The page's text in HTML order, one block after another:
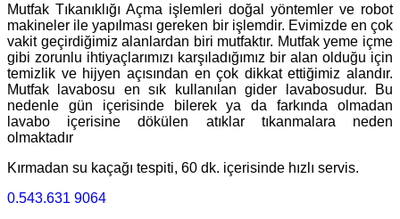
Mutfak Tıkanıklığı Açma işlemleri doğal yöntemler ve robot
makineler ile yapılması gereken bir işlemdir. Evimizde en çok
vakit geçirdiğimiz alanlardan biri mutfaktır. Mutfak yeme içme
gibi zorunlu ihtiyaçlarımızı karşıladığımız bir alan olduğu için
temizlik ve hijyen açısından en çok dikkat ettiğimiz alandır.
Mutfak lavabosu en sık kullanılan gider lavabosudur. Bu
nedenle gün içerisinde bilerek ya da farkında olmadan
lavabo içerisine dökülen atıklar tıkanmalara neden
olmaktadır
Kırmadan su kaçağı tespiti, 60 dk. içerisinde hızlı servis.
0.543.631 9064